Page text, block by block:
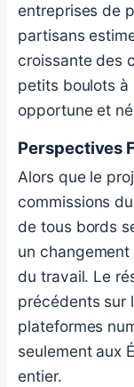
entreprises de
partisans
croissante des
petits boulots à
opportune et
Perspectives
Alors que le
commissions
de tous bords
un
du travail. Le
précédents sur
plateformes
seulement aux
entier.